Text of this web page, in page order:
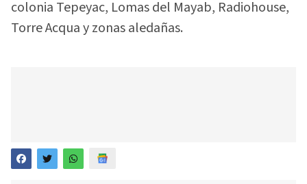
colonia Tepeyac, Lomas del Mayab, Radiohouse,
Torre Acqua y zonas aledañas.